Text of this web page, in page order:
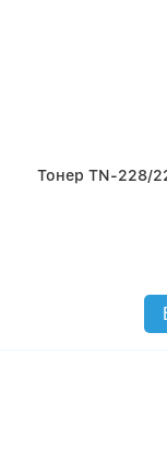
Тонер TN-228/